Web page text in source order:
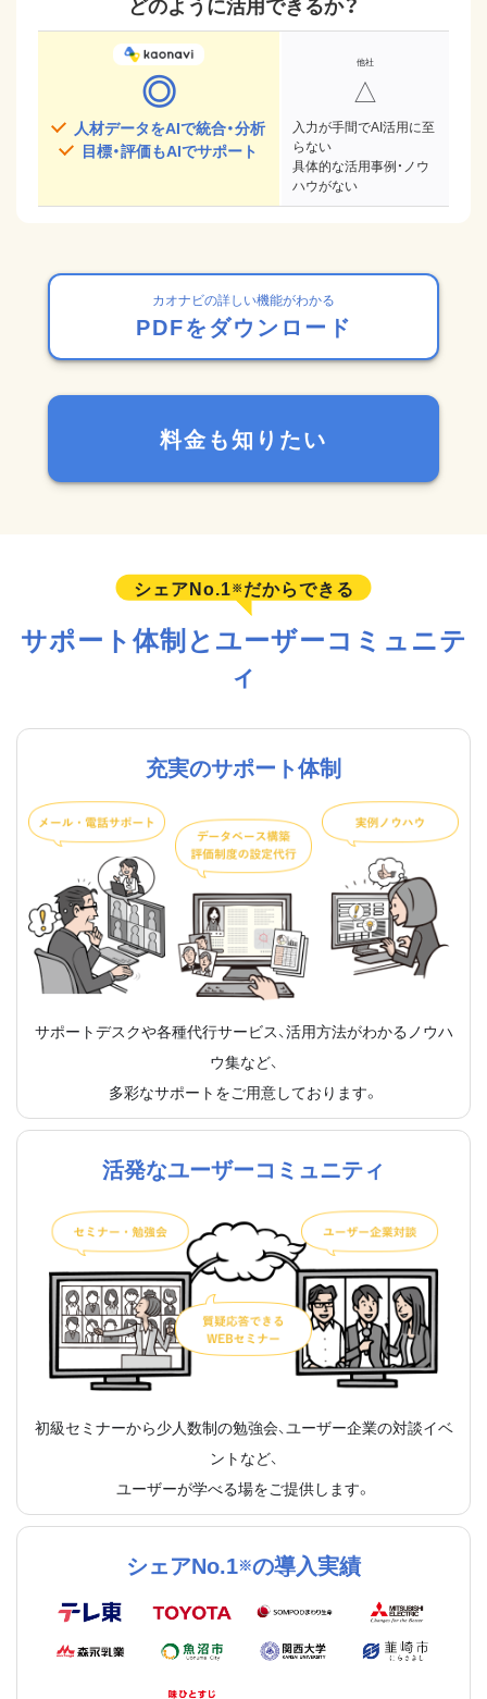
◎
人材データをAIで統合・分析
目標・評価もAIでサポート
△
入力が手間でAI活用に至
らない
具体的な活用事例・ノウ
ハウがない
カオナビの詳しい機能がわかる
PDFをダウンロード
料金も知りたい
シェアNo.1※ だからできる
サポート体制とユーザーコミュニテ
ィ
充実のサポート体制
サポートデスクや各種代行サービス、活用方法がわかるノウハ
ウ集など、
多彩なサポートをご用意しております。
活発なユーザーコミュニティ
初級セミナーから少人数制の勉強会、ユーザー企業の対談イベ
ントなど、
ユーザーが学べる場をご提供します。
シェアNo.1※の導入実績